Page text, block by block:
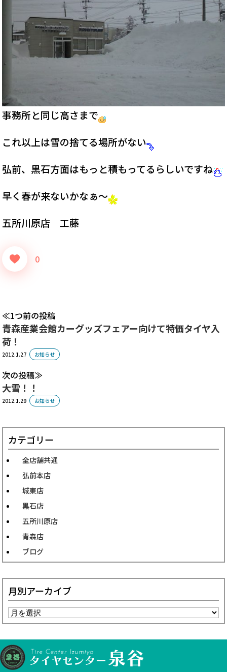
事務所と同じ高さまで
これ以上は雪の捨てる場所がない
弘前、黒石方面はもっと積もってるらしいですね
早く春が来ないかなぁ～
五所川原店 工藤
0
1つ前の投稿
青森産業会館カーグッズフェアー向けて特価タイヤ入
荷！
2012.1.27 お知らせ
次の投稿
大雪！！
2012.1.29 お知らせ
カテゴリー
全店舗共通
弘前本店
城東店
黒石店
五所川原店
青森店
ブログ
月別アーカイブ